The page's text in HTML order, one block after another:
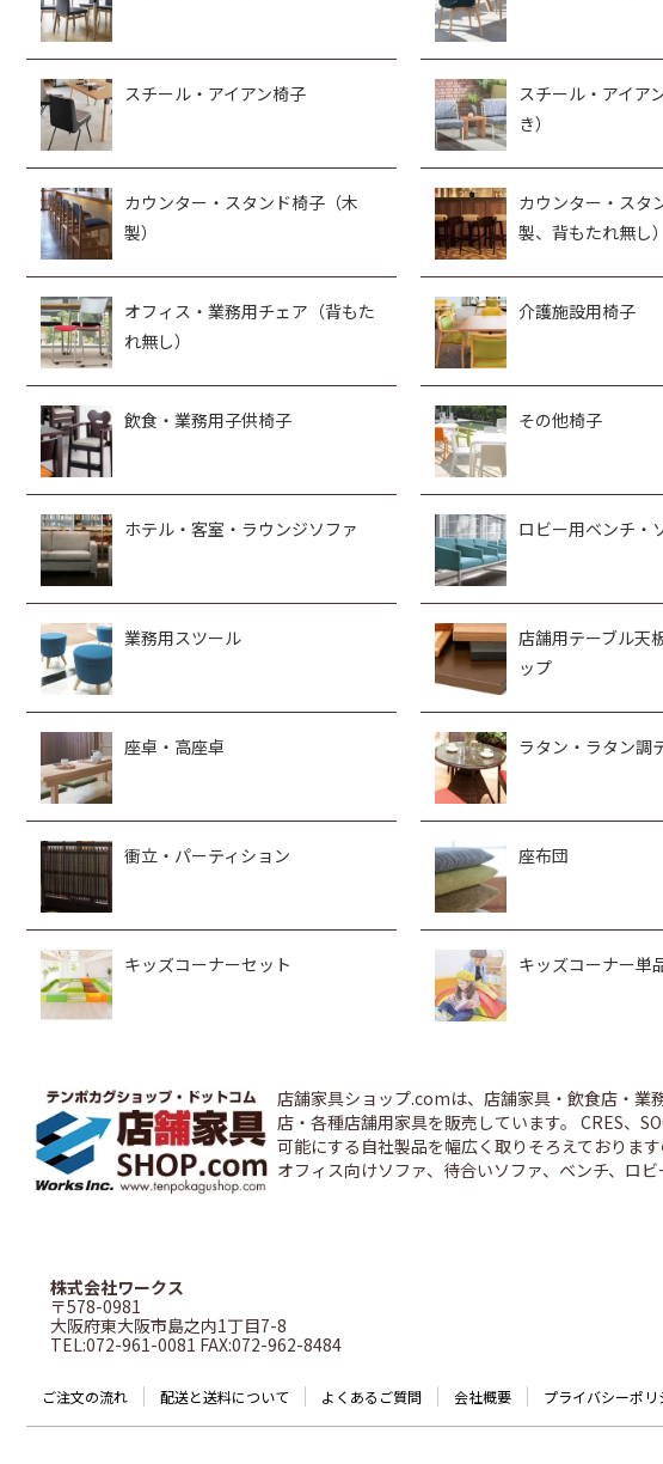
スチール・アイアン椅子
スチール・アイア
き）
カウンター・スタンド椅子（木
製）
カウンター・スタ
製、背もたれ無し）
オフィス・業務用チェア（背もた
れ無し）
介護施設用椅子
飲食・業務用子供椅子 その他椅子
ホテル・客室・ラウンジソファ ロビー用ベンチ・
業務用スツール
店舗用テーブル天
ップ
座卓・高座卓 ラタン・ラタン調
衝立・パーティション 座布団
キッズコーナーセット キッズコーナー単
店舗家具ショップ.comは、店舗家具・飲食店・業
店・各種店舗用家具を販売しています。 CRES、
可能にする自社製品を幅広く取りそろえておりま
オフィス向けソファ、待合いソファ、ベンチ、ロ
株式会社ワークス
〒578-0981
大阪府東大阪市島之内1丁目7-8
TEL:072-961-0081 FAX:072-962-8484
ご注文の流れ 配送と送料について よくあるご質問 会社概要 プライバシーポリ